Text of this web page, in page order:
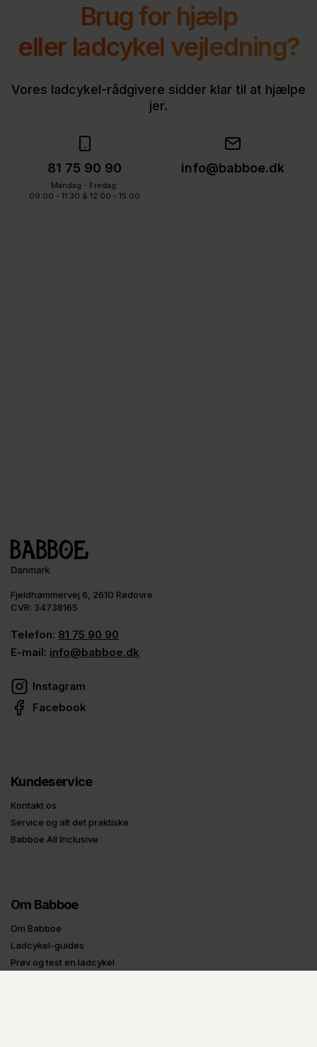
Brug for hjælp
eller ladcykel vejledning?
Vores ladcykel-rådgivere sidder klar til at hjælpe
jer.
81 75 90 90
Mandag - Fredag:
09:00 - 11:30 & 12:00 - 15:00
info@babboe.dk
Fjeldhammervej 6, 2610 Rødovre
CVR: 34738165
Telefon: 81 75 90 90
E-mail: info@babboe.dk
Instagram
Facebook
Kundeservice
Kontakt os
Service og alt det praktiske
Babboe All Inclusive
Om Babboe
Om Babboe
Ladcykel-guides
Prøv og test en ladcykel